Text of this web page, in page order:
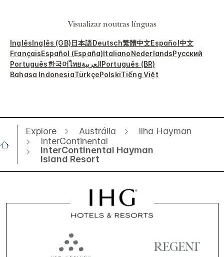
Visualizar noutras línguas
Inglês Inglês (GB) 日本語Deutsch繁體中文Español 中文
FrançaisEspañol (España) Italiano NederlandsРусский
Português한국어ไทยالعربية Português (BR)
Bahasa IndonesiaTürkçePolskiTiếng Việt
Explore Austrália
Ilha Hayman
InterContinental
InterContinental Hayman
Island Resort